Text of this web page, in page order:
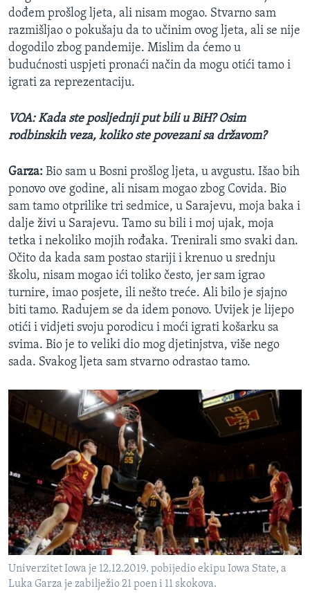
dođem prošlog ljeta, ali nisam mogao. Stvarno sam
razmišljao o pokušaju da to učinim ovog ljeta, ali se nije
dogodilo zbog pandemije. Mislim da ćemo u
budućnosti uspjeti pronaći način da mogu otići tamo i
igrati za reprezentaciju.
VOA: Kada ste posljednji put bili u BiH? Osim
rodbinskih veza, koliko ste povezani sa državom?
Garza: Bio sam u Bosni prošlog ljeta, u avgustu. Išao bih
ponovo ove godine, ali nisam mogao zbog Covida. Bio
sam tamo otprilike tri sedmice, u Sarajevu, moja baka i
dalje živi u Sarajevu. Tamo su bili i moj ujak, moja
tetka i nekoliko mojih rođaka. Trenirali smo svaki dan.
Očito da kada sam postao stariji i krenuo u srednju
školu, nisam mogao ići toliko često, jer sam igrao
turnire, imao posjete, ili nešto treće. Ali bilo je sjajno
biti tamo. Radujem se da idem ponovo. Uvijek je lijepo
otići i vidjeti svoju porodicu i moći igrati košarku sa
svima. Bio je to veliki dio mog djetinjstva, više nego
sada. Svakog ljeta sam stvarno odrastao tamo.
Univerzitet Iowa je 12.12.2019. pobijedio ekipu Iowa State, a
Luka Garza je zabilježio 21 poen i 11 skokova.